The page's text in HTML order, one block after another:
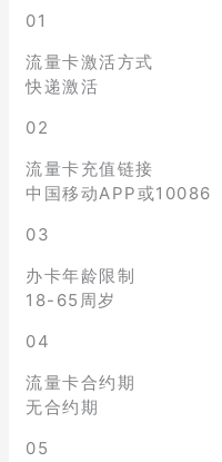
01
流量卡激活方式
快递激活
02
流量卡充值链接
中国移动APP或10086
03
办卡年龄限制
18-65周岁
04
流量卡合约期
无合约期
05